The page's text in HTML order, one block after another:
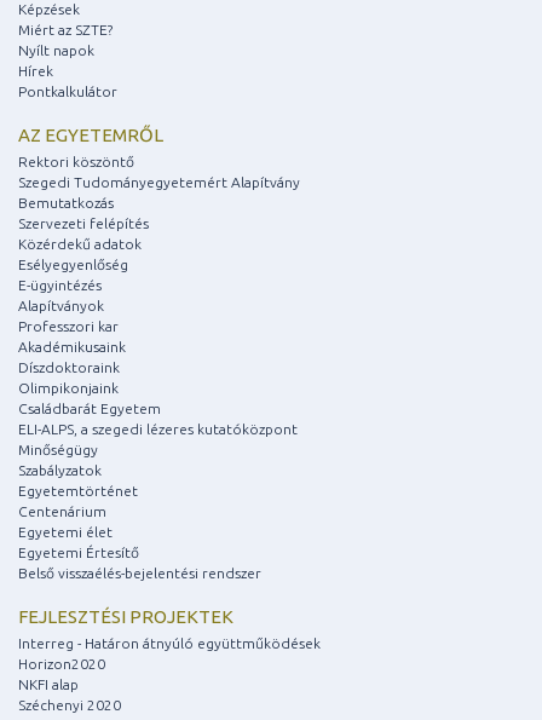
Képzések
Miért az SZTE?
Nyílt napok
Hírek
Pontkalkulátor
AZ EGYETEMRŐL
Rektori köszöntő
Szegedi Tudományegyetemért Alapítvány
Bemutatkozás
Szervezeti felépítés
Közérdekű adatok
Esélyegyenlőség
E-ügyintézés
Alapítványok
Professzori kar
Akadémikusaink
Díszdoktoraink
Olimpikonjaink
Családbarát Egyetem
ELI-ALPS, a szegedi lézeres kutatóközpont
Minőségügy
Szabályzatok
Egyetemtörténet
Centenárium
Egyetemi élet
Egyetemi Értesítő
Belső visszaélés-bejelentési rendszer
FEJLESZTÉSI PROJEKTEK
Interreg - Határon átnyúló együttműködések
Horizon2020
NKFI alap
Széchenyi 2020